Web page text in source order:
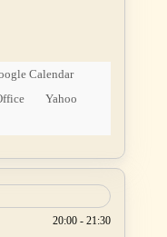
Calendar
Yahoo
20:00 - 21:30